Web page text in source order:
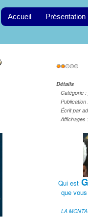
Accueil Présentation
Vote
Détails
Catégorie :
Publication
Écrit par
Affichages
Qui est
que
LA